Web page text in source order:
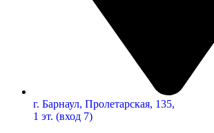
г. Барнаул, Пролетарская, 135,​
1 эт. (вход 7)